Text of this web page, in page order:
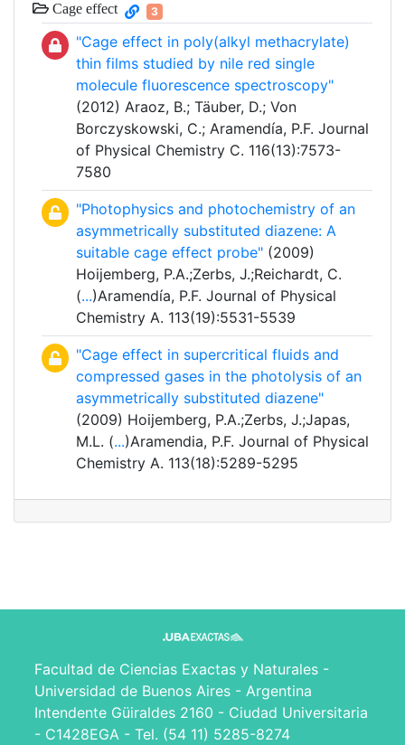
Cage effect 3
"Cage effect in poly(alkyl methacrylate)
thin films studied by nile red single
molecule fluorescence spectroscopy"
(2012) Araoz, B.; Täuber, D.; Von
Borczyskowski, C.; Aramendía, P.F. Journal
of Physical Chemistry C. 116(13):7573-
7580
"Photophysics and photochemistry of an
asymmetrically substituted diazene: A
suitable cage effect probe" (2009)
Hoijemberg, P.A.;Zerbs, J.;Reichardt, C.
(...)Aramendía, P.F. Journal of Physical
Chemistry A. 113(19):5531-5539
"Cage effect in supercritical fluids and
compressed gases in the photolysis of an
asymmetrically substituted diazene"
(2009) Hoijemberg, P.A.;Zerbs, J.;Japas,
M.L. (...)Aramendia, P.F. Journal of Physical
Chemistry A. 113(18):5289-5295
Facultad de Ciencias Exactas y Naturales -
Universidad de Buenos Aires - Argentina
Intendente Güiraldes 2160 - Ciudad Universitaria
- C1428EGA - Tel. (54 11) 5285-8274